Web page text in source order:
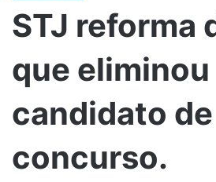
STJ reforma
que eliminou
candidato
concurso.